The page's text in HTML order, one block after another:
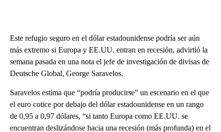
Este refugio seguro en el dólar estadounidense podría ser aún
más extremo si Europa y EE.UU. entran en recesión, advirtió la
semana pasada en una nota el jefe de investigación de divisas de
Deutsche Global, George Saravelos.
Saravelos estima que “podría producirse” un escenario en el que
el euro cotice por debajo del dólar estadounidense en un rango
de 0,95 a 0,97 dólares, “si tanto Europa como EE.UU. se
encuentran deslizándose hacia una recesión (más profunda) en el